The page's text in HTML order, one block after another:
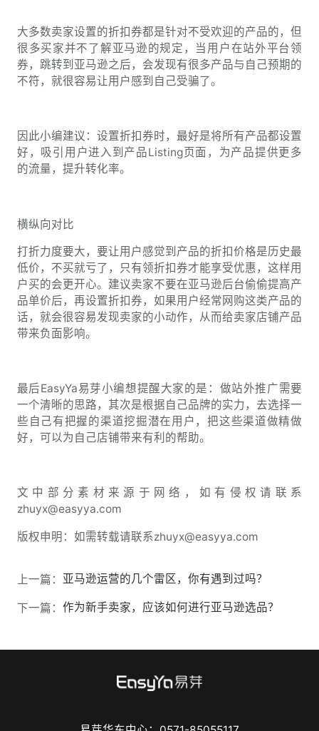
大多数卖家设置的折扣券都是针对不受欢迎的产品的，但
很多买家并不了解亚马逊的规定，当用户在站外平台领
券，跳转到亚马逊之后，会发现有很多产品与自己预期的
不符，就很容易让用户感到自己受骗了。
因此小编建议：设置折扣券时，最好是将所有产品都设置
好，吸引用户进入到产品Listing页面，为产品提供更多
的流量，提升转化率。
横纵向对比
打折力度要大，要让用户感觉到产品的折扣价格是历史最
低价，不买就亏了，只有领折扣券才能享受优惠，这样用
户买的会更开心。建议卖家不要在亚马逊后台偷偷提高产
品单价后，再设置折扣券，如果用户经常网购这类产品的
话，就会很容易发现卖家的小动作，从而给卖家店铺产品
带来负面影响。
最后EasyYa易芽小编想提醒大家的是：做站外推广需要
一个清晰的思路，其次是根据自己品牌的实力，去选择一
些自己有把握的渠道挖掘潜在用户，把这些渠道做精做
好，可以为自己店铺带来有利的帮助。
文中部分素材来源于网络，如有侵权请联系
zhuyx@easyya.com
版权申明：如需转载请联系zhuyx@easyya.com
上一篇： 亚马逊运营的几个雷区，你有遇到过吗？
下一篇： 作为新手卖家，应该如何进行亚马逊选品？